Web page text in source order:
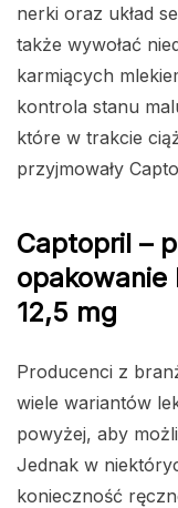
nerki oraz układ
także wywołać
karmiących
kontrola stanu
które w trakcie
przyjmowały
Captopril –
12,5 mg
Producenci z
wiele wariantów
powyżej, aby
Jednak w
konieczność